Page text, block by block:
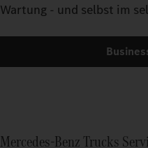
Wartung - und selbst im
Mercedes‑Benz Trucks